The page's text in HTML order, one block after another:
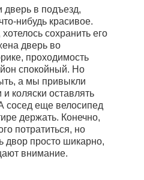
в подъезд,
нибудь красивое.
сохранить его
дверь во
проходимость
спокойный. Но
а мы привыкли
и коляски оставлять
сосед еще велосипед
держать. Конечно,
потратиться, но
двор просто шикарно,
внимание.